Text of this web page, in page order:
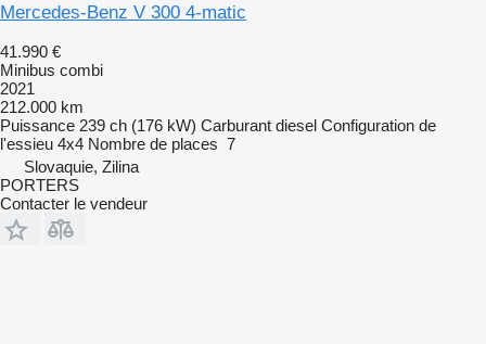
Mercedes-Benz V 300 4-matic
41.990 €
Minibus combi
2021
212.000 km
Puissance 239 ch (176 kW) Carburant diesel Configuration de
l'essieu 4x4 Nombre de places 7
Slovaquie, Zilina
PORTERS
Contacter le vendeur